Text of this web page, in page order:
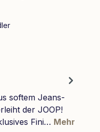
softem Jeans-
der JOOP!
Fini… Mehr